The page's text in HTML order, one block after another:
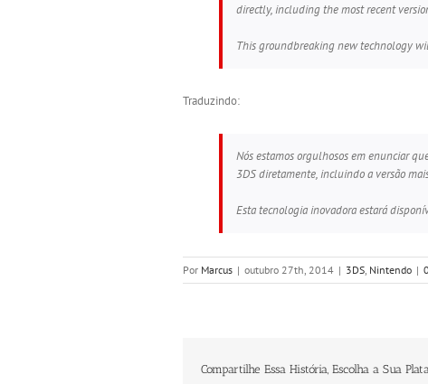
directly, including the most recent
This groundbreaking new technology
Traduzindo:
Nós estamos orgulhosos em enunciar
3DS diretamente, incluindo a versão
Esta tecnologia inovadora estará
Por Marcus | outubro 27th, 2014 | 3DS Nintendo |
Compartilhe Essa História, Escolha a Sua